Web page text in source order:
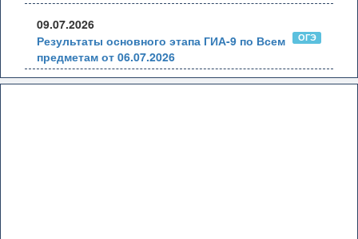
09.07.2026
ОГЭ
Результаты основного этапа ГИА-9 по Всем
предметам от 06.07.2026